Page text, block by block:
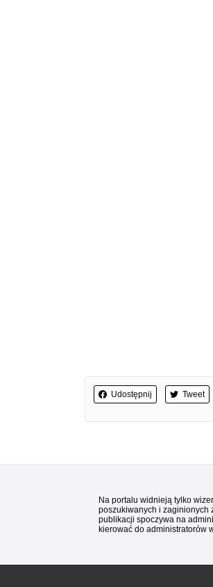
Udostępnij Tweet
Na portalu widnieją tylko
poszukiwanych i zaginionych
publikacji spoczywa na
kierować do administratorów